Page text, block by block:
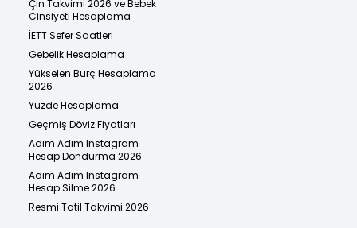
Çin Takvimi 2026 ve Bebek
Cinsiyeti Hesaplama
İETT Sefer Saatleri
Gebelik Hesaplama
Yükselen Burç Hesaplama
2026
Yüzde Hesaplama
Geçmiş Döviz Fiyatları
Adım Adım Instagram
Hesap Dondurma 2026
Adım Adım Instagram
Hesap Silme 2026
Resmi Tatil Takvimi 2026